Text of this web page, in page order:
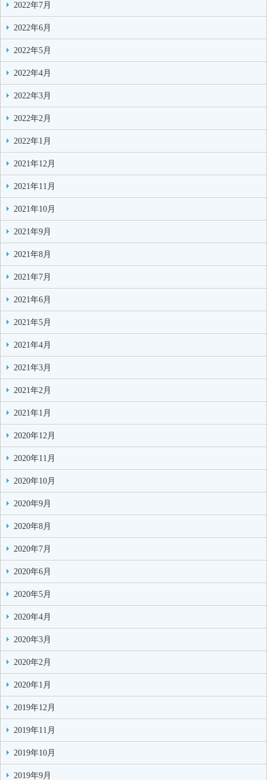
2022年7月
2022年6月
2022年5月
2022年4月
2022年3月
2022年2月
2022年1月
2021年12月
2021年11月
2021年10月
2021年9月
2021年8月
2021年7月
2021年6月
2021年5月
2021年4月
2021年3月
2021年2月
2021年1月
2020年12月
2020年11月
2020年10月
2020年9月
2020年8月
2020年7月
2020年6月
2020年5月
2020年4月
2020年3月
2020年2月
2020年1月
2019年12月
2019年11月
2019年10月
2019年9月